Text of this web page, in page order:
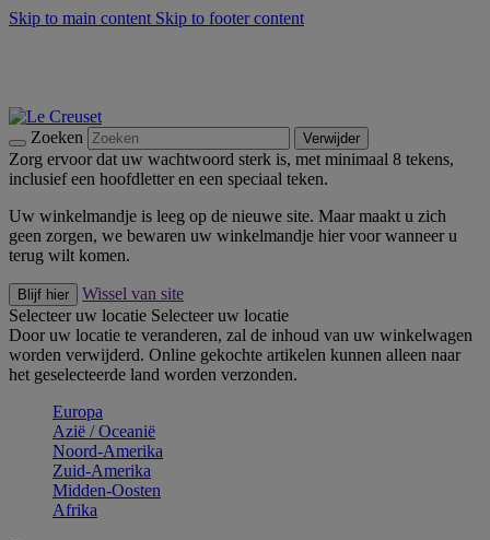
Skip to main content Skip to footer content
Zoeken Verwijder
Zorg ervoor dat uw wachtwoord sterk is, met minimaal 8 tekens,
inclusief een hoofdletter en een speciaal teken.
Uw winkelmandje is leeg op de nieuwe site. Maar maakt u zich
geen zorgen, we bewaren uw winkelmandje hier voor wanneer u
terug wilt komen.
Blijf hier
Wissel van site
Selecteer uw locatie Selecteer uw locatie
Door uw locatie te veranderen, zal de inhoud van uw winkelwagen
worden verwijderd. Online gekochte artikelen kunnen alleen naar
het geselecteerde land worden verzonden.
Europa
Aziё / Oceaniё
Noord-Amerika
Zuid-Amerika
Midden-Oosten
Afrika